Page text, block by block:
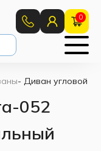
0
- Диван угловой
052